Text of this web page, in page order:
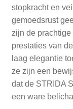
stopkracht en
gemoedsrust
zijn de
prestaties van
laag elegantie
ze zijn een
dat de STRIDA
een ware